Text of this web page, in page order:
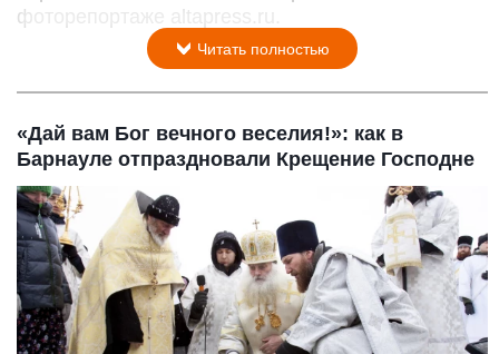
фоторепортаже altapress.ru.
Читать полностью
«Дай вам Бог вечного веселия!»: как в
Барнауле отпраздновали Крещение Господне